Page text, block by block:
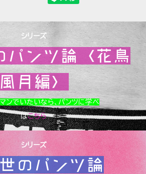
シリーズ
パンツ論〈花鳥
風月編〉
ンでいたいなら、パンツに学べ
はこちら
シリーズ
のパンツ論